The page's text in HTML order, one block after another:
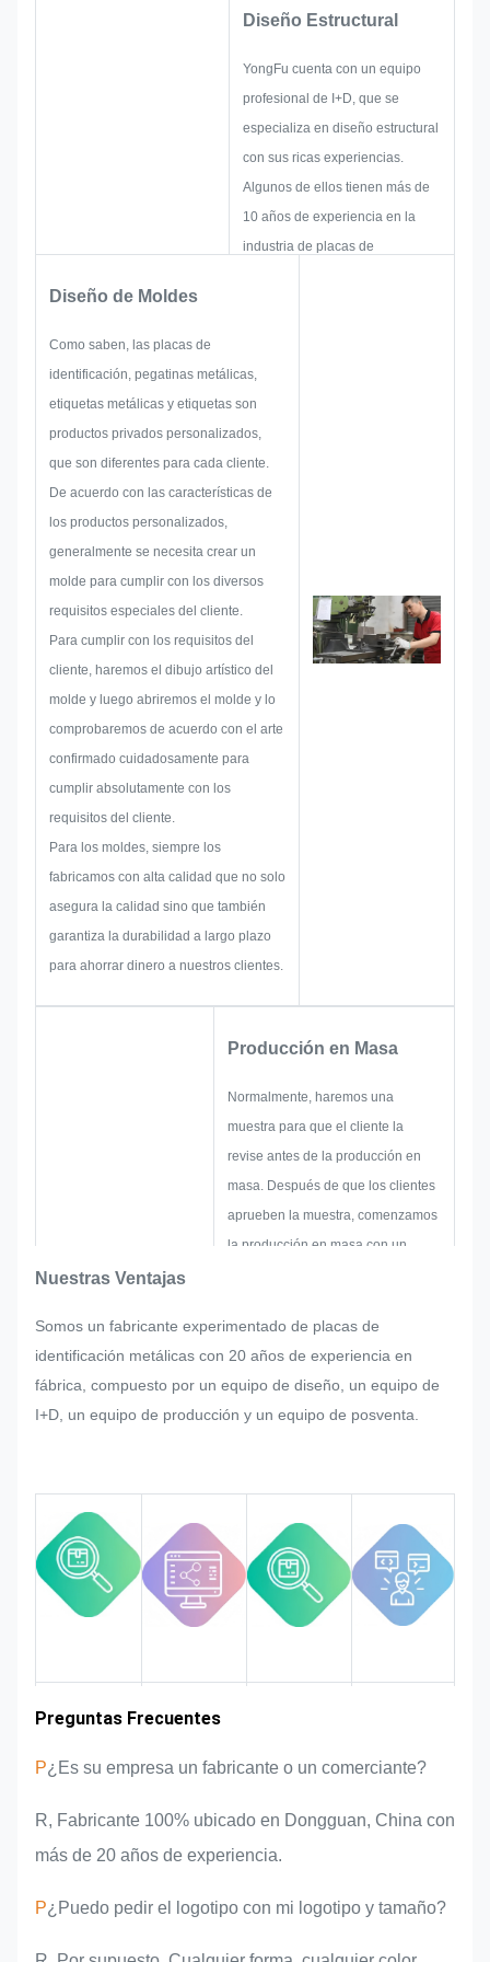
Diseño Estructural
YongFu cuenta con un equipo
profesional de I+D, que se
especializa en diseño estructural
con sus ricas experiencias.
Algunos de ellos tienen más de
10 años de experiencia en la
industria de placas de
placa de identificación, pegatina
metálica, etiqueta metálica o
etiqueta, consideraremos todas
Diseño de Moldes
Como saben, las placas de
identificación, pegatinas metálicas,
etiquetas metálicas y etiquetas son
productos privados personalizados,
que son diferentes para cada cliente.
De acuerdo con las características de
los productos personalizados,
generalmente se necesita crear un
molde para cumplir con los diversos
requisitos especiales del cliente.
Para cumplir con los requisitos del
cliente, haremos el dibujo artístico del
molde y luego abriremos el molde y lo
comprobaremos de acuerdo con el arte
confirmado cuidadosamente para
cumplir absolutamente con los
requisitos del cliente.
Para los moldes, siempre los
fabricamos con alta calidad que no solo
asegura la calidad sino que también
garantiza la durabilidad a largo plazo
para ahorrar dinero a nuestros clientes.
Producción en Masa
Normalmente, haremos una
muestra para que el cliente la
revise antes de la producción en
masa. Después de que los clientes
aprueben la muestra, comenzamos
la producción en masa con un
el cliente de repente en la
producción en masa de la placa de
identificación, pegatina metálica,
etiqueta metálica o etiqueta,
calidad en todo el proceso
asegurando que cumpla con los
rigurosos requisitos de calidad.
Nuestras Ventajas
Somos un fabricante experimentado de placas de
identificación metálicas con 20 años de experiencia en
fábrica, compuesto por un equipo de diseño, un equipo de
I+D, un equipo de producción y un equipo de posventa.
Experiencia en
Área de
Preguntas Frecuentes
P¿Es su empresa un fabricante o un comerciante?
R, Fabricante 100% ubicado en Dongguan, China con
más de 20 años de experiencia.
P¿Puedo pedir el logotipo con mi logotipo y tamaño?